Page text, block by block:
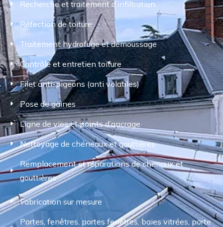
Recherche et traitement d’infiltration
Réfection de toiture
Traitement hydrofuge et démoussage
Contrôle et entretien toiture
Filet anti-pigeons (anti volatiles)
Pose de gaines
Ligne de vies et points d’ancrage
Nettoyage de chéneaux et gouttières
Remplacement et réparations de chenaux et
gouttières
Fabrication sur mesure
Portes, fenêtres, portes fenêtres, baies vitrées, porte